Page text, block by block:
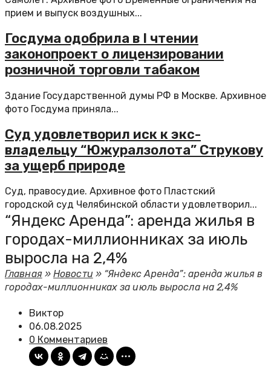
прием и выпуск воздушных...
Госдума одобрила в I чтении
законопроект о лицензировании
розничной торговли табаком
Здание Государственной думы РФ в Москве. Архивное
фото Госдума приняла...
Суд удовлетворил иск к экс-
владельцу “Южуралзолота” Струкову
за ущерб природе
Суд, правосудие. Архивное фото Пластский
городской суд Челябинской области удовлетворил...
“Яндекс Аренда”: аренда жилья в
городах-миллионниках за июль
выросла на 2,4%
Главная»Новости » “Яндекс Аренда”: аренда жилья в
городах-миллионниках за июль выросла на 2,4%
Виктор
06.08.2025
0 Комментариев